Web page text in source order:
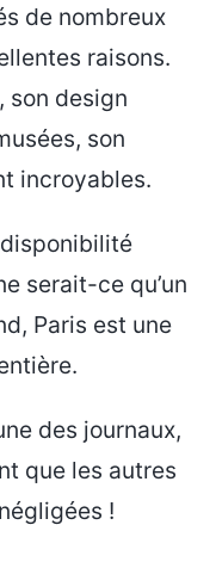
de nombreux
raisons.
son design
son
incroyables.
serait-ce qu’un
Paris est une
des journaux,
que les autres
!